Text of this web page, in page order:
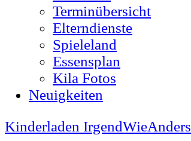
Terminübersicht
Elterndienste
Spieleland
Essensplan
Kila Fotos
Neuigkeiten
Kinderladen IrgendWieAnders